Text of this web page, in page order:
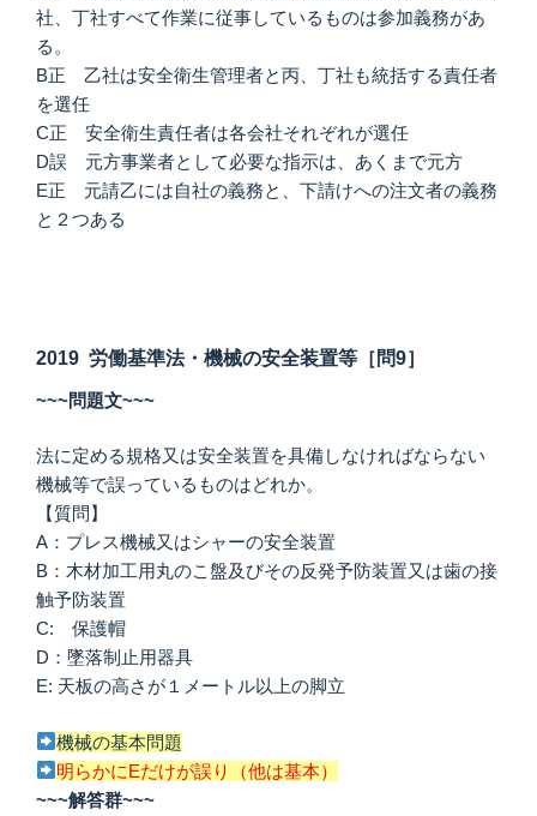
社、丁社すべて作業に従事しているものは参加義務があ
る。
B正 乙社は安全衛生管理者と丙、丁社も統括する責任者
を選任
C正 安全衛生責任者は各会社それぞれが選任
D誤 元方事業者として必要な指示は、あくまで元方
E正 元請乙には自社の義務と、下請けへの注文者の義務
と２つある
2019 労働基準法・機械の安全装置等［問9］
~~~問題文~~~
法に定める規格又は安全装置を具備しなければならない
機械等で誤っているものはどれか。
【質問】
A：プレス機械又はシャーの安全装置
B：木材加工用丸のこ盤及びその反発予防装置又は歯の接
触予防装置
C: 保護帽
D：墜落制止用器具
E: 天板の高さが１メートル以上の脚立
機械の基本問題
明らかにEだけが誤り（他は基本）
~~~解答群~~~